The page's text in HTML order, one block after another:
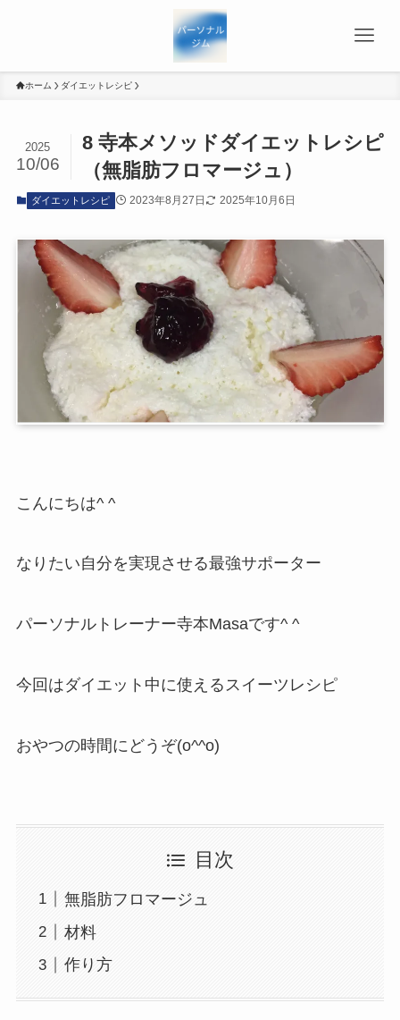
ホーム ダイエットレシピ
8 寺本メソッドダイエットレシピ
（無脂肪フロマージュ）
2025
10/06
ダイエットレシピ 2023年8月27日 2025年10月6日
こんにちは^ ^
なりたい自分を実現させる最強サポーター
パーソナルトレーナー寺本Masaです^ ^
今回はダイエット中に使えるスイーツレシピ
おやつの時間にどうぞ(o^^o)
目次
無脂肪フロマージュ
材料
作り方